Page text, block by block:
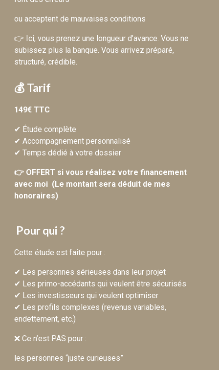
ou acceptent de mauvaises conditions
👉 Ici, vous prenez une longueur d’avance. Vous ne
subissez plus la banque. Vous arrivez préparé,
structuré, crédible.
💰 Tarif
149€ TTC
✔ Étude complète
✔ Accompagnement personnalisé
✔ Temps dédié à votre dossier
👉 OFFERT si vous réalisez votre financement
avec moi (Le montant sera déduit de mes
honoraires)
Pour qui ?
Cette étude est faite pour :
✔ Les personnes sérieuses dans leur projet
✔ Les primo-accédants qui veulent être sécurisés
✔ Les investisseurs qui veulent optimiser
✔ Les profils complexes (revenus variables,
endettement, etc.)
❌ Ce n’est PAS pour :
les personnes “juste curieuses”